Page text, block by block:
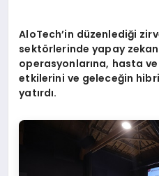
AloTech’in düzenlediği
sektörlerinde yapay
operasyonlarına, hasta
etkilerini ve geleceğin
yatırdı.